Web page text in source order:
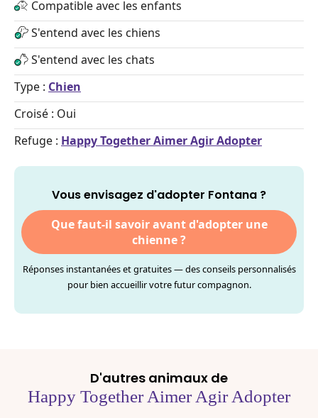
Compatible avec les enfants
S'entend avec les chiens
S'entend avec les chats
Type : Chien
Croisé : Oui
Refuge : Happy Together Aimer Agir Adopter
Vous envisagez d'adopter Fontana ?
Que faut-il savoir avant d'adopter une
chienne ?
Réponses instantanées et gratuites — des conseils personnalisés
pour bien accueillir votre futur compagnon.
D'autres animaux de
Happy Together Aimer Agir Adopter